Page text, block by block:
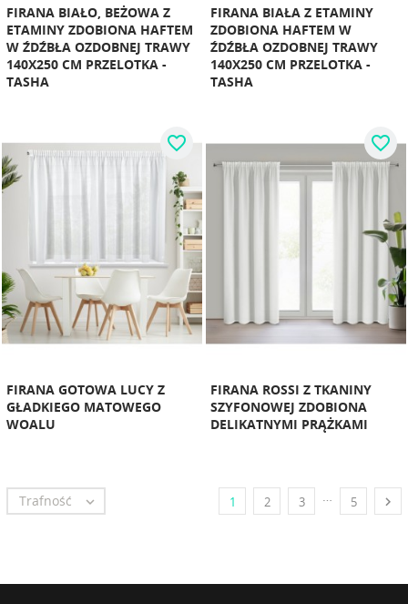
FIRANA BIAŁO, BEŻOWA Z
ETAMINY ZDOBIONA HAFTEM
W ŹDŹBŁA OZDOBNEJ TRAWY
140X250 CM PRZELOTKA -
TASHA
FIRANA BIAŁA Z ETAMINY
ZDOBIONA HAFTEM W
ŹDŹBŁA OZDOBNEJ TRAWY
140X250 CM PRZELOTKA -
TASHA
FIRANA GOTOWA LUCY Z
GŁADKIEGO MATOWEGO
WOALU
favorite_border
FIRANA ROSSI Z TKANINY
SZYFONOWEJ ZDOBIONA
DELIKATNYMI PRĄŻKAMI
favorite_border
Trafność  1 2 3 … 5 